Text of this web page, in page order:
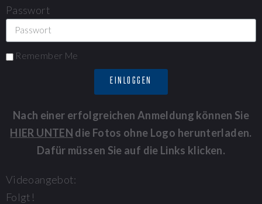
Passwort
Remember Me
EINLOGGEN
Nach einer erfolgreichen Anmeldung können Sie
HIER UNTEN die Fotos ohne Logo herunterladen.
Dafür müssen Sie auf die Links klicken.
Videoangebot:
Folgt!